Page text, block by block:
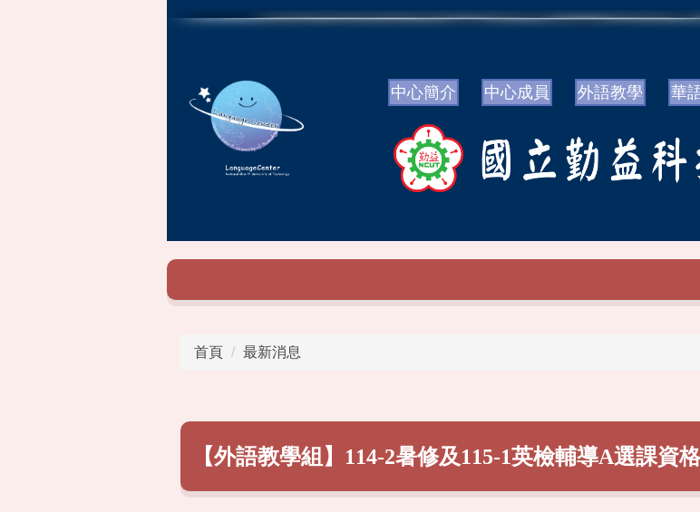
中心簡介 中心成員 外語教學 華
首頁 最新消息
【外語教學組】114-2暑修及115-1英檢輔導A選課資